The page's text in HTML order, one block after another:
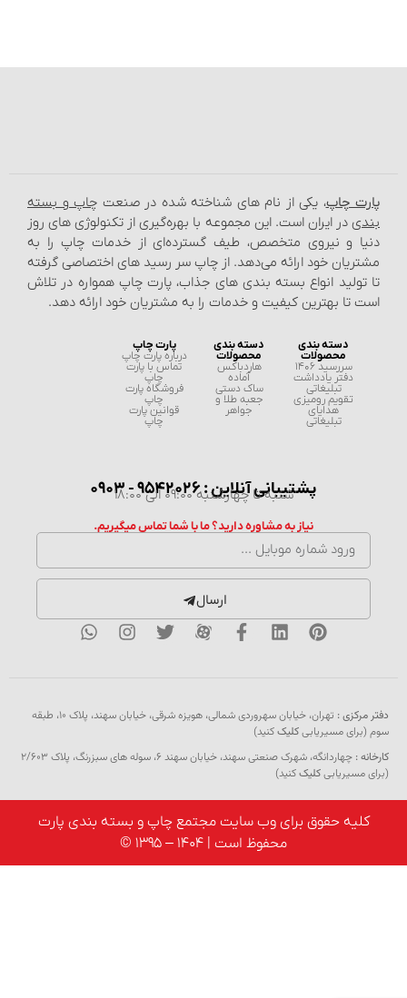
پارت چاپ، یکی از نام‌ های شناخته شده در صنعتچاپ و بسته‌
بندیدر ایران است. این مجموعه با بهره‌گیری از تکنولوژی‌ های روز
دنیا و نیروی متخصص، طیف گسترده‌ای از خدمات چاپ را به
مشتریان خود ارائه می‌دهد. از چاپ سر رسید های اختصاصی گرفته
تا تولید انواع بسته‌ بندی‌ های جذاب، پارت چاپ همواره در تلاش
است تا بهترین کیفیت و خدمات را به مشتریان خود ارائه دهد.
دسته بندی
محصولات
سررسید 1406
دفتر یادداشت
تبلیغاتی
تقویم رومیزی
هدایای
تبلیغاتی
دسته بندی
محصولات
هاردباکس
آماده
ساک دستی
جعبه طلا و
جواهر
پارت چاپ
درباره پارت چاپ
تماس با پارت
چاپ
فروشگاه پارت
چاپ
قوانین پارت
چاپ
پشتیبانی آنلاین : 9542026 - 0903
شنبه تا چهارشنبه 09:00 الی 18:00
نیاز به مشاوره دارید؟ ما با شما تماس میگیریم.
ارسال
دفتر مرکزی :
تهران، خیابان سهروردی شمالی، هویزه شرقی، خیابان سهند، پلاک ۱۰، طبقه
سوم (برای مسیریابیکلیککنید)
کارخانه :
چهاردانگه، شهرک صنعتی سهند، خیابان سهند 6، سوله های سبزرنگ، پلاک 2/603
(برای مسیریابیکلیککنید)
کلیه حقوق برای وب سایت مجتمع چاپ و بسته بندی پارت
محفوظ است | 1404 – 1395 ©